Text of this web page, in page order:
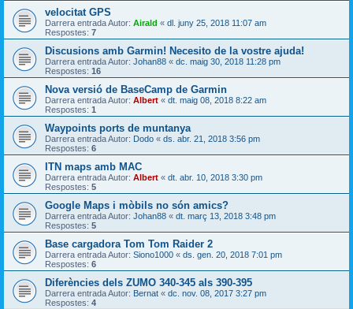
velocitat GPS
Darrera entrada Autor: Airald « dl. juny 25, 2018 11:07 am
Respostes: 7
Discusions amb Garmin! Necesito de la vostre ajuda!
Darrera entrada Autor: Johan88 « dc. maig 30, 2018 11:28 pm
Respostes: 16
Nova versió de BaseCamp de Garmin
Darrera entrada Autor: Albert « dt. maig 08, 2018 8:22 am
Respostes: 1
Waypoints ports de muntanya
Darrera entrada Autor: Dodo « ds. abr. 21, 2018 3:56 pm
Respostes: 6
ITN maps amb MAC
Darrera entrada Autor: Albert « dt. abr. 10, 2018 3:30 pm
Respostes: 5
Google Maps i mòbils no són amics?
Darrera entrada Autor: Johan88 « dt. març 13, 2018 3:48 pm
Respostes: 5
Base cargadora Tom Tom Raider 2
Darrera entrada Autor: Siono1000 « ds. gen. 20, 2018 7:01 pm
Respostes: 6
Diferències dels ZUMO 340-345 als 390-395
Darrera entrada Autor: Bernat « dc. nov. 08, 2017 3:27 pm
Respostes: 4